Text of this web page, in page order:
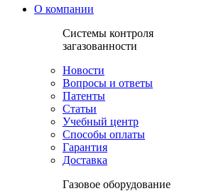
О компании
Системы контроля
загазованности
Новости
Вопросы и ответы
Патенты
Статьи
Учебный центр
Способы оплаты
Гарантия
Доставка
Газовое оборудование